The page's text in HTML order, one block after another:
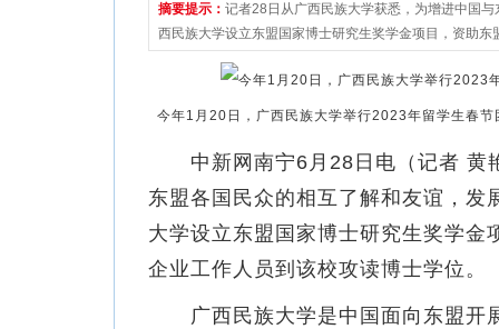
摘要提示： 记者28日从广西民族大学获悉，为增进中国
西民族大学设立东盟国家博士研究生奖学金项目，资助
今年1月20日，广西民族大学举行2023年留学生春
中新网南宁6月28日电（记者 黄
东盟各国民众的相互了解和友谊，发
大学设立东盟国家博士研究生奖学金
企业工作人员到该校攻读博士学位。
广西民族大学是中国面向东盟开